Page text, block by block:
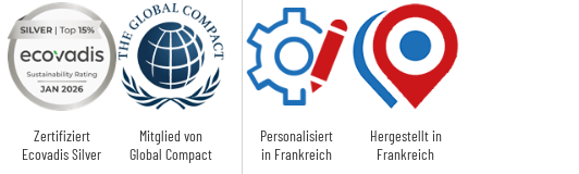
Zertifiziert
Ecovadis Silver
Mitglied von
Global Compact
Personalisiert
in Frankreich
Hergestellt in
Frankreich